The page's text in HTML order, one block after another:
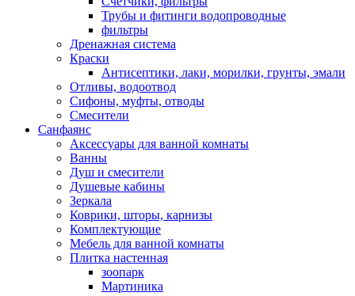
Трубы и фитинги водопроводные
фильтры
Дренажная система
Краски
Антисептики, лаки, морилки, грунты, эмали
Отливы, водоотвод
Сифоны, муфты, отводы
Смесители
Санфаянс
Аксессуары для ванной комнаты
Ванны
Душ и смесители
Душевые кабины
Зеркала
Коврики, шторы, карнизы
Комплектующие
Мебель для ванной комнаты
Плитка настенная
зоопарк
Мартиника